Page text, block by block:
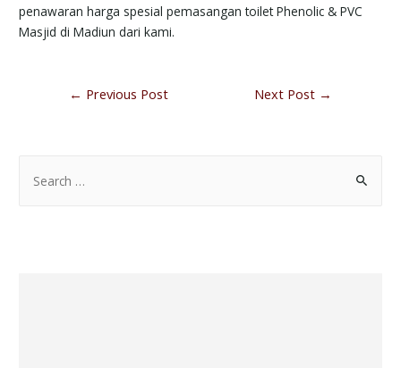
penawaran harga spesial pemasangan toilet Phenolic & PVC
Masjid di Madiun dari kami.
← Previous Post Next Post →